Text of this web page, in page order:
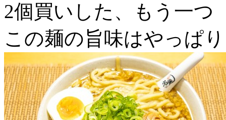
2個買いした、もう一つ
この麺の旨味はやっぱ